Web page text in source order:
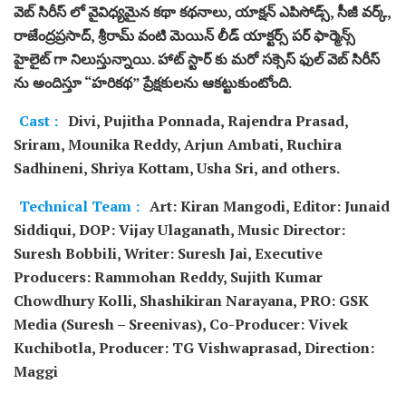
వెబ్ సిరీస్ లో వైవిధ్యమైన కథా కథనాలు, యాక్షన్ ఎపిసోడ్స్, సీజీ వర్క్,
రాజేంద్రప్రసాద్, శ్రీరామ్ వంటి మెయిన్ లీడ్ యాక్టర్స్ పర్ ఫార్మెన్స్
హైలైట్ గా నిలుస్తున్నాయి. హాట్ స్టార్ కు మరో సక్సెస్ ఫుల్ వెబ్ సిరీస్
ను అందిస్తూ “హరికథ” ప్రేక్షకులను ఆకట్టుకుంటోంది.
Cast : Divi, Pujitha Ponnada, Rajendra Prasad,
Sriram, Mounika Reddy, Arjun Ambati, Ruchira
Sadhineni, Shriya Kottam, Usha Sri, and others.
Technical Team : Art: Kiran Mangodi, Editor: Junaid
Siddiqui, DOP: Vijay Ulaganath, Music Director:
Suresh Bobbili, Writer: Suresh Jai, Executive
Producers: Rammohan Reddy, Sujith Kumar
Chowdhury Kolli, Shashikiran Narayana, PRO: GSK
Media (Suresh – Sreenivas), Co-Producer: Vivek
Kuchibotla, Producer: TG Vishwaprasad, Direction:
Maggi